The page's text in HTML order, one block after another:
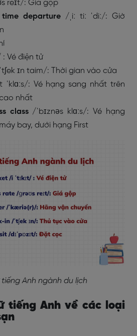
reɪt/: Giá gộp
time departure /ˌiː tiː ˈdiː/: Giờ
: Vé điện tử
ɪn taim/: Thời gian vào cửa
ˈklɑːs/: Vé hạng sang nhất trên
nhất
class /ˈbɪznəs klɑːs/: Vé hạng
bay, dưới hạng First
Anh ngành du lịch
tiếng Anh về các loại